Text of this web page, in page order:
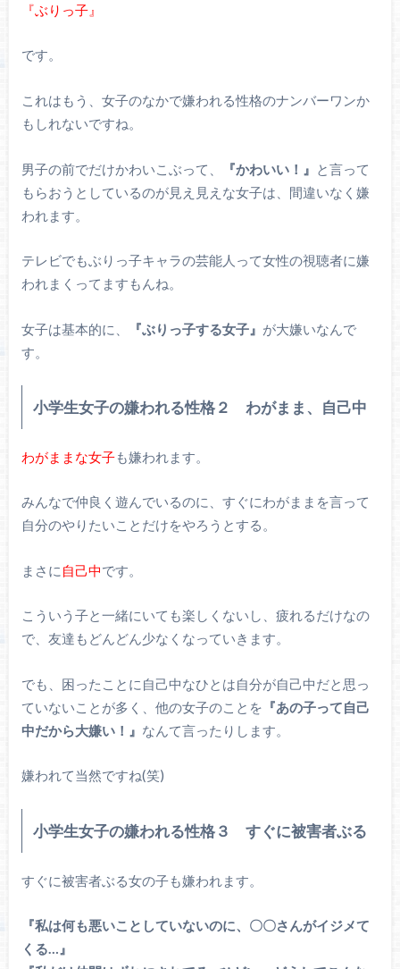
『ぶりっ子』
です。
これはもう、女子のなかで嫌われる性格のナンバーワンか
もしれないですね。
男子の前でだけかわいこぶって、 『かわいい！』
と言って
もらおうとしているのが見え見えな女子は、間違いなく嫌
われます。
テレビでもぶりっ子キャラの芸能人って女性の視聴者に嫌
われまくってますもんね。
女子は基本的に、 『ぶりっ子する女子』 が大嫌いなんで
す。
小学生女子の嫌われる性格２ わがまま、自己中
わがままな女子も嫌われます。
みんなで仲良く遊んでいるのに、すぐにわがままを言って
自分のやりたいことだけをやろうとする。
まさに 自己中です。
こういう子と一緒にいても楽しくないし、疲れるだけなの
で、友達もどんどん少なくなっていきます。
でも、困ったことに自己中なひとは自分が自己中だと思っ
ていないことが多く、他の女子のことを 『あの子って自己
中だから大嫌い！』 なんて言ったりします。
嫌われて当然ですね(笑)
小学生女子の嫌われる性格３ すぐに被害者ぶる
すぐに被害者ぶる女の子も嫌われます。
『私は何も悪いことしていないのに、〇〇さんがイジメて
くる…』